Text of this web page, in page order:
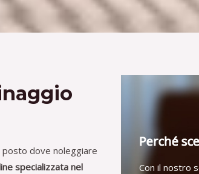
posto dove noleggiare
specializzata nel
Perché
Con il nostro